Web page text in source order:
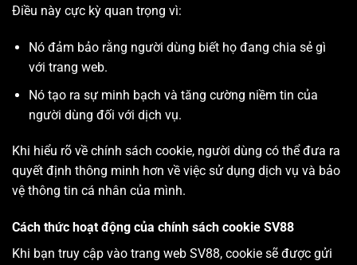
Điều này cực kỳ quan trọng vì:
Nó đảm bảo rằng người dùng biết họ đang chia sẻ gì
với trang web.
Nó tạo ra sự minh bạch và tăng cường niềm tin của
người dùng đối với dịch vụ.
Khi hiểu rõ về chính sách cookie, người dùng có thể đưa ra
quyết định thông minh hơn về việc sử dụng dịch vụ và bảo
vệ thông tin cá nhân của mình.
Cách thức hoạt động của chính sách cookie SV88
Khi bạn truy cập vào trang web SV88, cookie sẽ được gửi